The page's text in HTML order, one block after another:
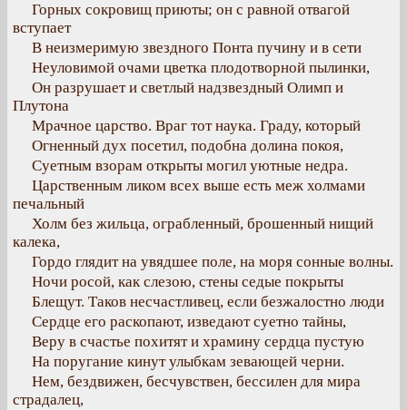
Горных сокровищ приюты; он с равной отвагой
вступает
В неизмеримую звездного Понта пучину и в сети
Неуловимой очами цветка плодотворной пылинки,
Он разрушает и светлый надзвездный Олимп и
Плутона
Мрачное царство. Враг тот наука. Граду, который
Огненный дух посетил, подобна долина покоя,
Суетным взорам открыты могил уютные недра.
Царственным ликом всех выше есть меж холмами
печальный
Холм без жильца, ограбленный, брошенный нищий
калека,
Гордо глядит на увядшее поле, на моря сонные волны.
Ночи росой, как слезою, стены седые покрыты
Блещут. Таков несчастливец, если безжалостно люди
Сердце его раскопают, изведают суетно тайны,
Веру в счастье похитят и храмину сердца пустую
На поругание кинут улыбкам зевающей черни.
Нем, бездвижен, бесчувствен, бессилен для мира
страдалец,